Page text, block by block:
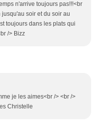
n'arrive toujours pas!!!<br
soir et du soir au
toujours dans les plats qui
/> Bizz
je les aimes<br /> <br />
Christelle